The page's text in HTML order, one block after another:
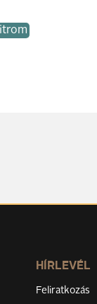
HÍRLEVÉL
Feliratkozás